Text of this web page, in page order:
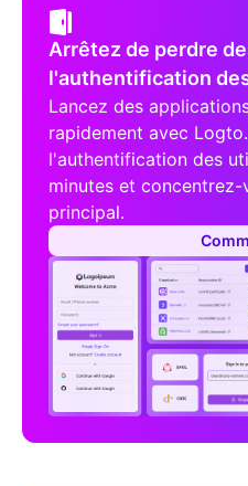
Arrêtez de perdre
l'authentification
Lancez des
rapidement avec
l'authentification des
minutes et
principal.